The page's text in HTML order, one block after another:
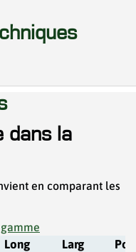
dans la
en comparant les
Long Larg